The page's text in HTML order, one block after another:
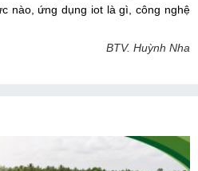
nào, ứng dụng iot là gì, công nghệ
BTV. Huỳnh Nha